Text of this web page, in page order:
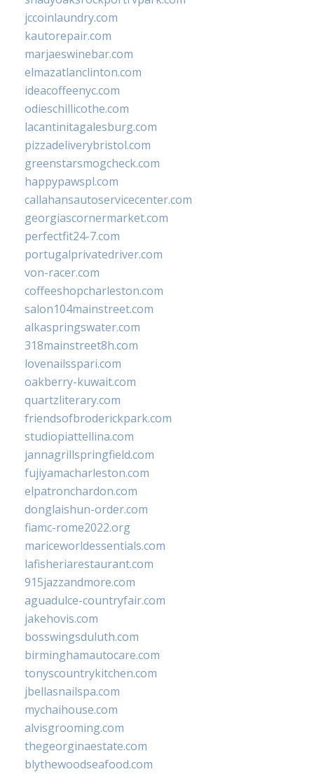
jccoinlaundry.com
kautorepair.com
marjaeswinebar.com
elmazatlanclinton.com
ideacoffeenyc.com
odieschillicothe.com
lacantinitagalesburg.com
pizzadeliverybristol.com
greenstarsmogcheck.com
happypawspl.com
callahansautoservicecenter.com
georgiascornermarket.com
perfectfit24-7.com
portugalprivatedriver.com
von-racer.com
coffeeshopcharleston.com
salon104mainstreet.com
alkaspringswater.com
318mainstreet8h.com
lovenailsspari.com
oakberry-kuwait.com
quartzliterary.com
friendsofbroderickpark.com
studiopiattellina.com
jannagrillspringfield.com
fujiyamacharleston.com
elpatronchardon.com
donglaishun-order.com
fiamc-rome2022.org
mariceworldessentials.com
lafisheriarestaurant.com
915jazzandmore.com
aguadulce-countryfair.com
jakehovis.com
bosswingsduluth.com
birminghamautocare.com
tonyscountrykitchen.com
jbellasnailspa.com
mychaihouse.com
alvisgrooming.com
thegeorginaestate.com
blythewoodseafood.com